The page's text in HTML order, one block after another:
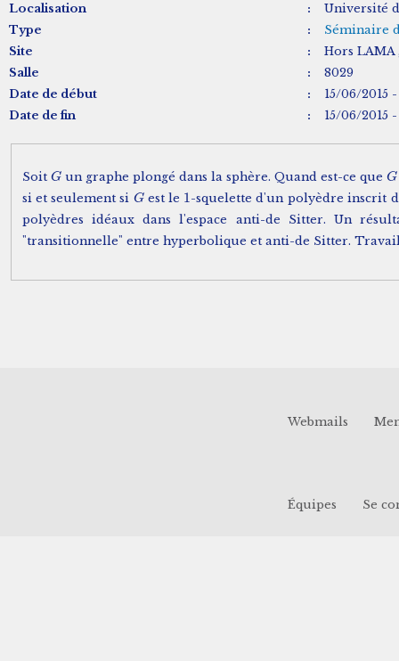
Localisation
:
Université
Type
:
Séminaire
Site
:
Hors LAMA
Salle
:
8029
Date de début
:
15/06/2015 -
Date de fin
: 15/06/2015 -
Soit G
Gun graphe plongé dans la sphère. Quand est-ce que G
G
si et seulement si G
Gest le 1
1 -squelette d'un polyèdre inscrit
polyèdres idéaux dans l'espace anti-de Sitter. Un
"transitionnelle" entre hyperbolique et anti-de Sitter.
Webmails
Équipes Se